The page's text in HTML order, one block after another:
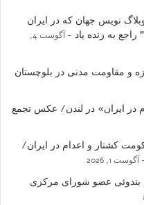
نویس جهان که در ایران
به زنده یاد
آگوست 4,
و مقاومت مدنی در بلوچستان
در ایران» در لندن/ عکس تجمع
کشتار و اعدام در ایران/
آگوست 1, 2026
بندوئی عضو شورای مرکزی